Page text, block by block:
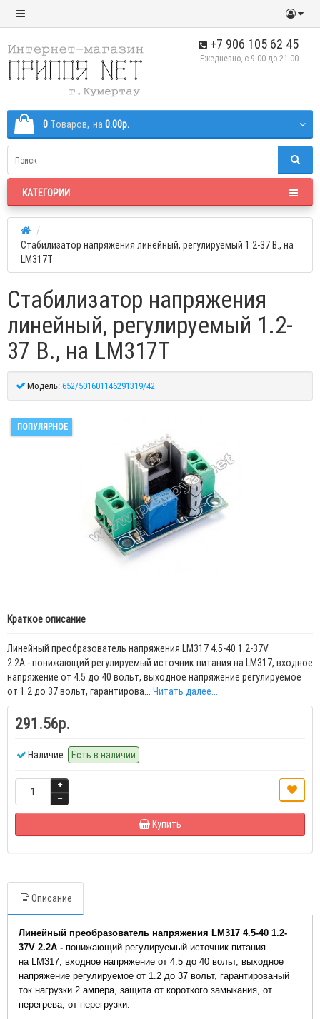
+7 906 105 62 45
Ежедневно, с 9:00 до 21:00
0 Tоваров, на 0.00р.
КАТЕГОРИИ
Стабилизатор напряжения линейный, регулируемый 1.2-37 В., на
LM317T
Стабилизатор напряжения
линейный, регулируемый 1.2-
37 В., на LM317T
Модель:652/501601146291319/42
ПОПУЛЯРНОЕ
Краткое описание
Линейный преобразователь напряжения LM317 4.5-40 1.2-37V
2.2А - понижающий регулируемый источник питания на LM317, входное
напряжение от 4.5 до 40 вольт, выходное напряжение регулируемое
от 1.2 до 37 вольт, гарантирова... Читать далее...
291.56р.
Наличие: Есть в наличии
Купить
Описание
Линейный преобразователь напряжения LM317 4.5-40 1.2-
37V 2.2А - понижающий регулируемый источник питания
на LM317, входное напряжение от 4.5 до 40 вольт, выходное
напряжение регулируемое от 1.2 до 37 вольт, гарантированый
ток нагрузки 2 ампера, защита от короткого замыкания, от
перегрева, от перегрузки.